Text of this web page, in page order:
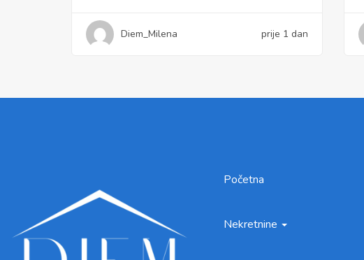
Diem_Milena prije 1 dan
Početna
Nekretnine